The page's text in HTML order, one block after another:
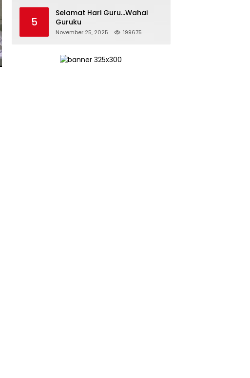
Pertamina
5
Selamat Hari Guru…Wahai
Guruku
November 25, 2025 199675